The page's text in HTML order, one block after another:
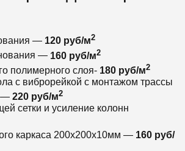
— 120 руб/м2
— 160 руб/м2
полимерного слоя- 180 руб/м2
с виброрейкой с монтажом трассы
— 220 руб/м2
сетки и усиление колонн
каркаса 200х200х10мм — 160 руб/